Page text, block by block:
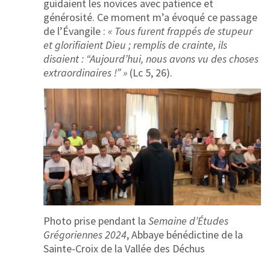
guidaient les novices avec patience et
générosité. Ce moment m’a évoqué ce passage
de l’Évangile : « Tous furent frappés de stupeur
et glorifiaient Dieu ; remplis de crainte, ils
disaient : “Aujourd’hui, nous avons vu des choses
extraordinaires !” »(Lc 5, 26).
Photo prise pendant la Semaine d’Études
Grégoriennes 2024, Abbaye bénédictine de la
Sainte-Croix de la Vallée des Déchus